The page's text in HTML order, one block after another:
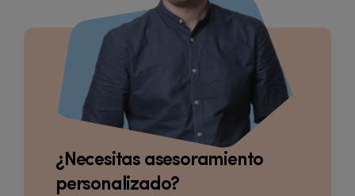
¿Necesitas asesoramiento
personalizado?